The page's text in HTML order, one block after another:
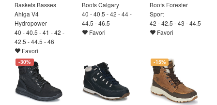
Baskets Basses
Ahiga V4
Hydropower
40 - 40.5 - 41 - 42 -
42.5 - 44.5 - 46
Favori
Boots Calgary
40 - 40.5 - 42 - 44 -
44.5 - 46.5
Favori
Boots Forester
Sport
42 - 42.5 - 43 - 44.5
Favori
-30% -15%